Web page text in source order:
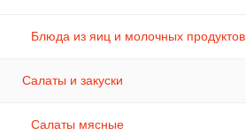
Блюда из яиц и молочных продуктов
Салаты и закуски
Салаты мясные